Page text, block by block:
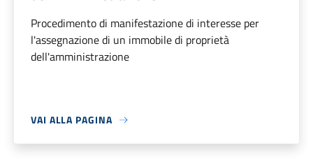
Procedimento di manifestazione di interesse per
l'assegnazione di un immobile di proprietà
dell'amministrazione
VAI ALLA PAGINA